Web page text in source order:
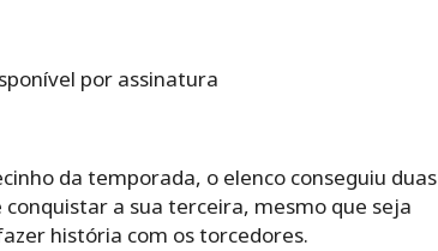
por assinatura
da temporada, o elenco conseguiu duas
a sua terceira, mesmo que seja
história com os torcedores.